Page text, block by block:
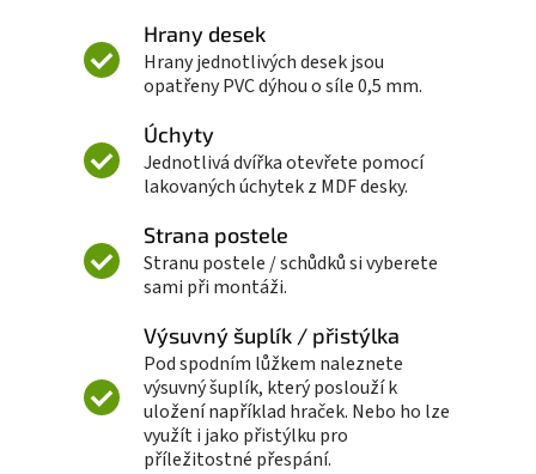
Hrany desek
Hrany jednotlivých desek jsou
opatřeny PVC dýhou o síle 0,5 mm.
Úchyty
Jednotlivá dvířka otevřete pomocí
lakovaných úchytek z MDF desky.
Strana postele
Stranu postele / schůdků si vyberete
sami při montáži.
Výsuvný šuplík / přistýlka
Pod spodním lůžkem naleznete
výsuvný šuplík, který poslouží k
uložení například hraček. Nebo ho lze
využít i jako přistýlku pro
příležitostné přespání.